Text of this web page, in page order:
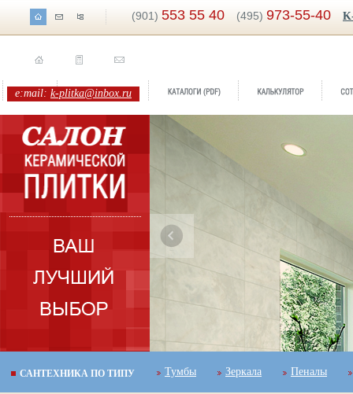
(901) 553 55 40 (495) 973-55-40
e:mail: k-plitka@inbox.ru
Бренд:Silk
Коллекция:Plaza
САНТЕХНИКА ПО ТИПУ Тумбы Зеркала Пеналы